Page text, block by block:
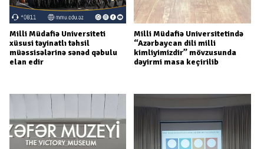
Milli Müdafiə Universiteti
xüsusi təyinatlı təhsil
müəssisələrinə sənəd qəbulu
elan edir
Milli Müdafiə Universitetində
“Azərbaycan dili milli
kimliyimizdir” mövzusunda
dəyirmi masa keçirilib